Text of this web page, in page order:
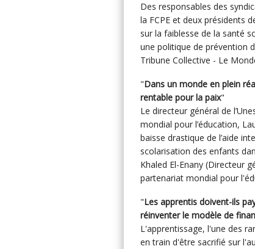
Des responsables des
la FCPE et deux présidents
sur la faiblesse de la santé
une politique de prévention
Tribune Collective - Le
"Dans un monde en plein
rentable pour la paix"
Le directeur général de
mondial pour l’éducation,
baisse drastique de l’aide
scolarisation des enfants
Khaled El-Enany (Directeur
partenariat mondial pour
"Les apprentis doivent-ils
réinventer le modèle de
L'apprentissage, l'une des
en train d'être sacrifié sur